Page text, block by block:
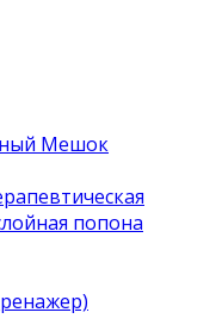
Мешок
попона